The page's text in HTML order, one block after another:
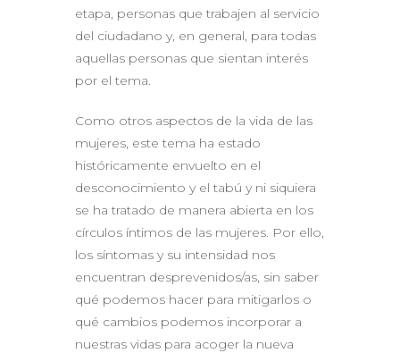
etapa, personas que trabajen al servicio
del ciudadano y, en general, para todas
aquellas personas que sientan interés
por el tema.
Como otros aspectos de la vida de las
mujeres, este tema ha estado
históricamente envuelto en el
desconocimiento y el tabú y ni siquiera
se ha tratado de manera abierta en los
círculos íntimos de las mujeres. Por ello,
los síntomas y su intensidad nos
encuentran desprevenidos/as, sin saber
qué podemos hacer para mitigarlos o
qué cambios podemos incorporar a
nuestras vidas para acoger la nueva